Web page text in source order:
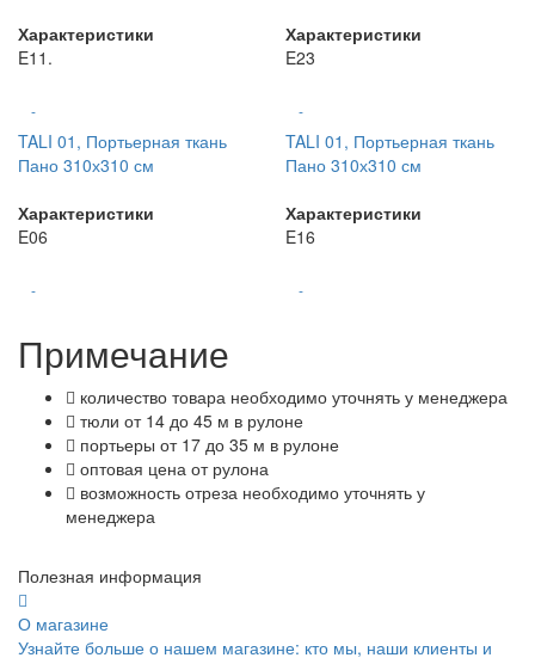
Характеристики
E11.
-
Характеристики
E23
-
TALI 01, Портьерная ткань
Пано 310х310 см
Характеристики
E06
-
TALI 01, Портьерная ткань
Пано 310х310 см
Характеристики
E16
-
Примечание
количество товара необходимо уточнять у менеджера
тюли от 14 до 45 м в рулоне
портьеры от 17 до 35 м в рулоне
оптовая цена от рулона
возможность отреза необходимо уточнять у
менеджера
Полезная информация
О магазине
Узнайте больше о нашем магазине: кто мы, наши клиенты и